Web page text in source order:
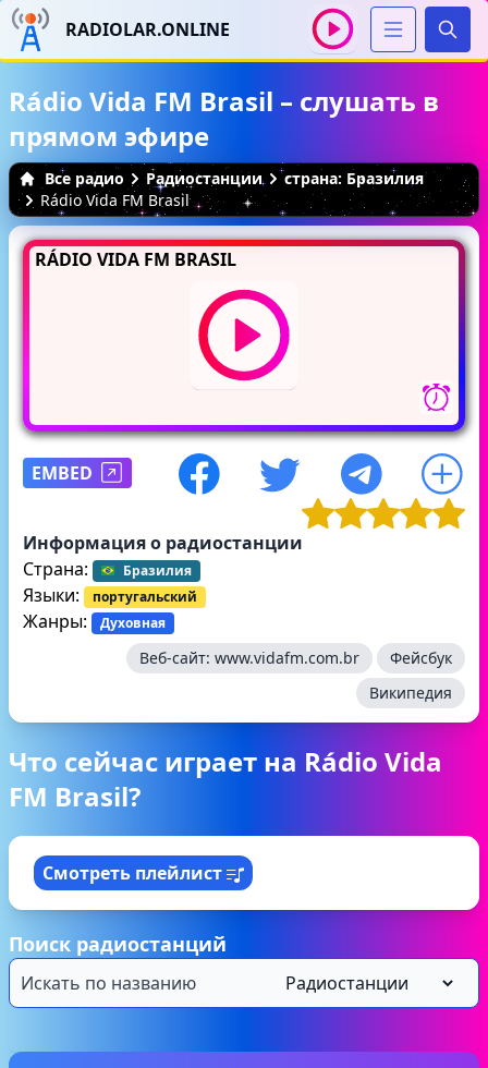
RADIOLAR.ONLINE
Rádio Vida FM Brasil – слушать в
прямом эфире
Все радио Радиостанции
страна: Бразилия
Rádio Vida FM Brasil
RÁDIO VIDA FM BRASIL
EMBED
Информация о радиостанции
Страна:
Бразилия
Языки: португальский
Жанры: Духовная
Веб-сайт: www.vidafm.com.br
Фейсбук
Википедия
Что сейчас играет на Rádio Vida
FM Brasil?
Смотреть плейлист
Поиск радиостанций